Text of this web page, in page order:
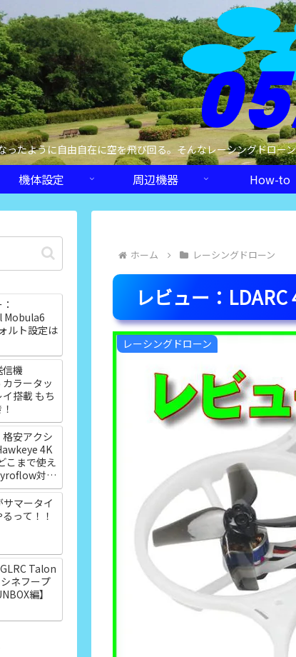
ったように自由自在に空を飛び回る。そんなレーシングドロー
機体設定 周辺機器 How-to
ホーム レーシングドローン
レビュー：
レーシングドローン
Mobula6
ルト設定は
信機
ラータッ
搭載 もち
格安アクシ
4K
こまで使え
対
マータイ
って！！
Talon
ネフープ
編】